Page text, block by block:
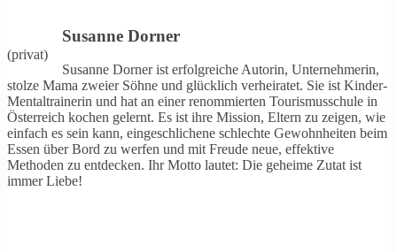
(privat)
Susanne Dorner
Susanne Dorner ist erfolgreiche Autorin, Unternehmerin,
stolze Mama zweier Söhne und glücklich verheiratet. Sie ist Kinder-
Mentaltrainerin und hat an einer renommierten Tourismusschule in
Österreich kochen gelernt. Es ist ihre Mission, Eltern zu zeigen, wie
einfach es sein kann, eingeschlichene schlechte Gewohnheiten beim
Essen über Bord zu werfen und mit Freude neue, effektive
Methoden zu entdecken. Ihr Motto lautet: Die geheime Zutat ist
immer Liebe!